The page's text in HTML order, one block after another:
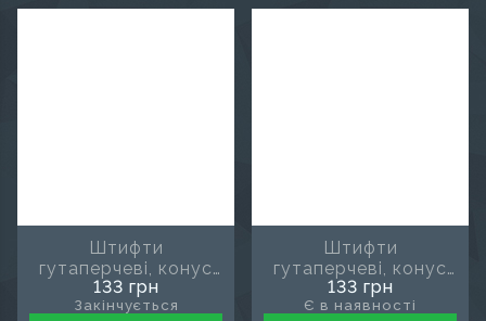
Штифти
гутаперчеві, конус
02, розмір 15 MDS
133 грн
Закінчується
Штифти
гутаперчеві, конус
02, розмір 15-40,
MDS
133 грн
Є в наявності